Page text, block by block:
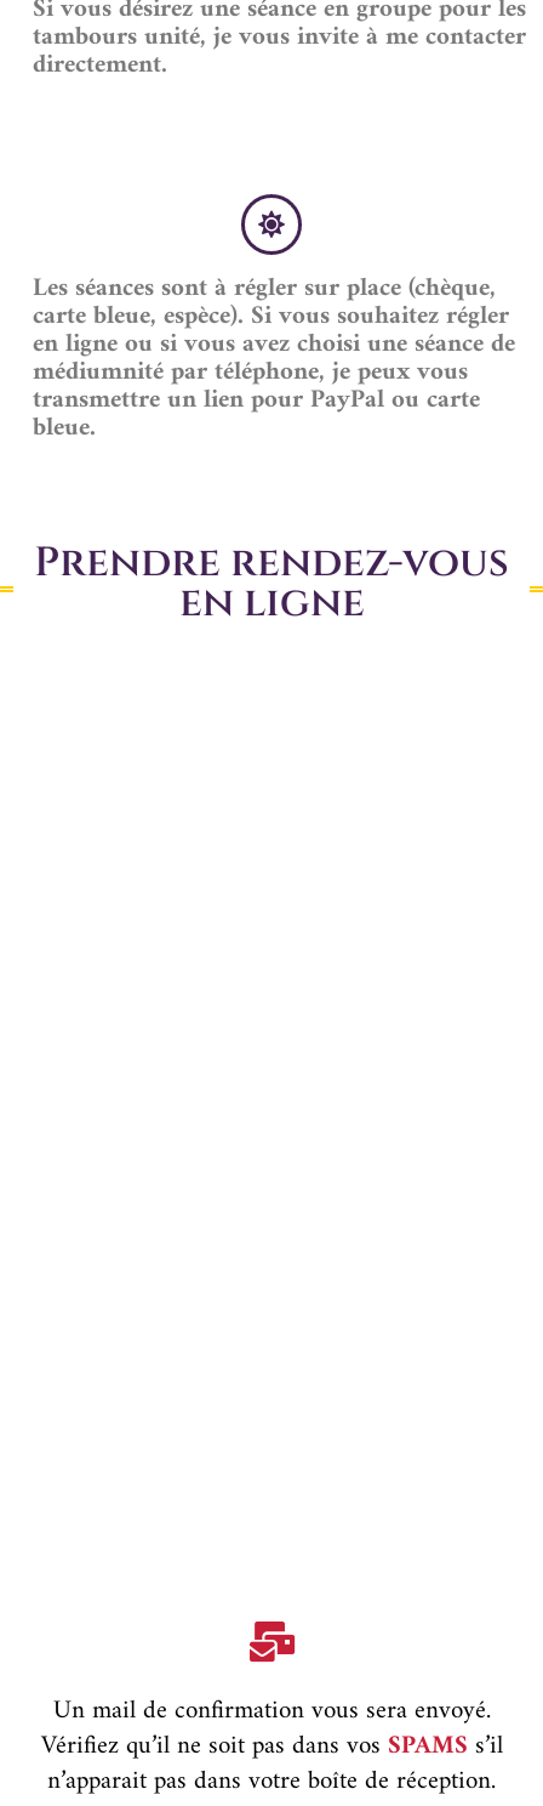
tambours unité, je vous invite à me contacter
directement.
Les séances sont à régler sur place (chèque,
carte bleue, espèce). Si vous souhaitez régler
en ligne ou si vous avez choisi une séance de
médiumnité par téléphone, je peux vous
transmettre un lien pour PayPal ou carte
bleue.
Prendre rendez-vous
en ligne
Un mail de confirmation vous sera envoyé.
Vérifiez qu’il ne soit pas dans vos SPAMS s’il
n’apparait pas dans votre boîte de réception.